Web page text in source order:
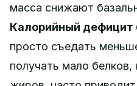
масса снижают
Калорийный дефицит
просто съедать
получать мало белков,